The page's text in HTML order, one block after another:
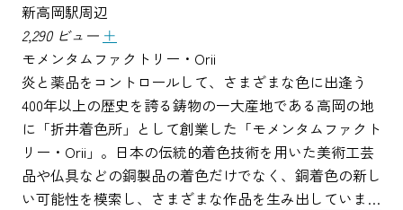
新高岡駅周辺
2,290 ビュー ＋
モメンタムファクトリー・Orii
炎と薬品をコントロールして、さまざまな色に出逢う
400年以上の歴史を誇る鋳物の一大産地である高岡の地
に「折井着色所」として創業した「モメンタムファクト
リー・Orii」。日本の伝統的着色技術を用いた美術工芸
品や仏具などの銅製品の着色だけでなく、銅着色の新し
い可能性を模索し、さまざまな作品を生み出していま…